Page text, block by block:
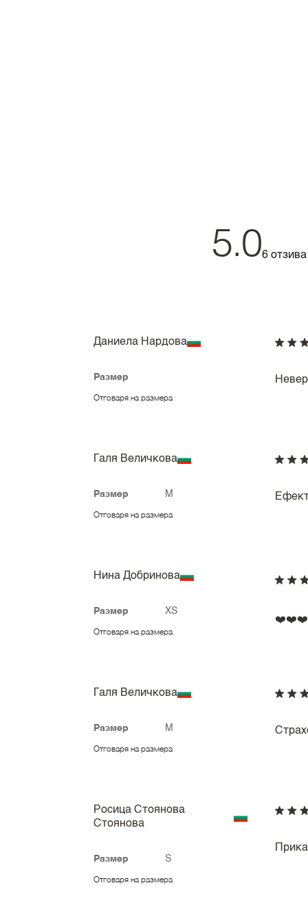
5.06 отзива
Даниела Нардова
Размер
Отговаря на размера
Галя Величкова
Размер M
Отговаря на размера
Нина Добринова
Размер XS
Отговаря на размера
Галя Величкова
Размер M
Отговаря на размера
Росица Стоянова
Стоянова
Размер S
Отговаря на размера